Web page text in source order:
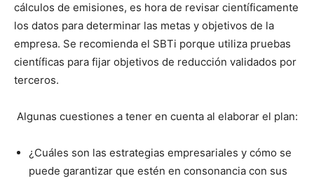
cálculos de emisiones, es hora de revisar científicamente
los datos para determinar las metas y objetivos de la
empresa. Se recomienda el SBTi porque utiliza pruebas
científicas para fijar objetivos de reducción validados por
terceros.
Algunas cuestiones a tener en cuenta al elaborar el plan:
¿Cuáles son las estrategias empresariales y cómo se
puede garantizar que estén en consonancia con sus